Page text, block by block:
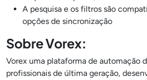
A pesquisa e os filtros são
opções de sincronização
Sobre Vorex:
Vorex uma plataforma de automação
profissionais de última geração,